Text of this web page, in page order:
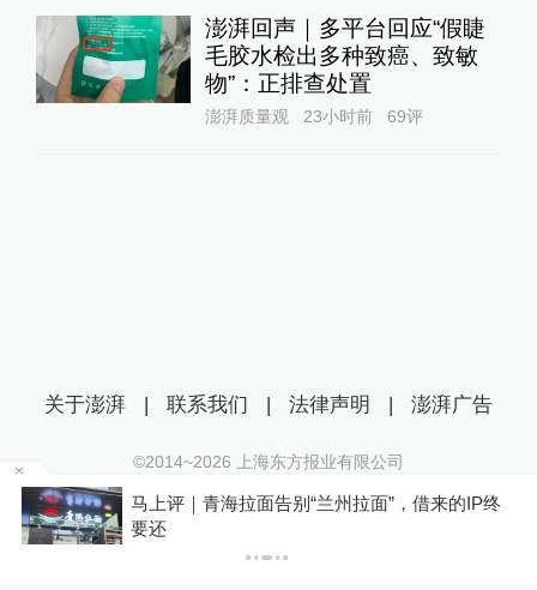
澎湃回声｜多平台回应“假睫
毛胶水检出多种致癌、致敏
物”：正排查处置
澎湃质量观 23小时前 69评
马上评｜青海拉面告别“兰州拉面”，借来的IP终
要还
关于澎湃 | 联系我们 | 法律声明 | 澎湃广告
©2014~2026 上海东方报业有限公司
沪ICP证：沪B2-20170116 | 沪ICP备14003370号
互联网新闻信息服务许可证：31120170006
沪公网安备 31010602000299号